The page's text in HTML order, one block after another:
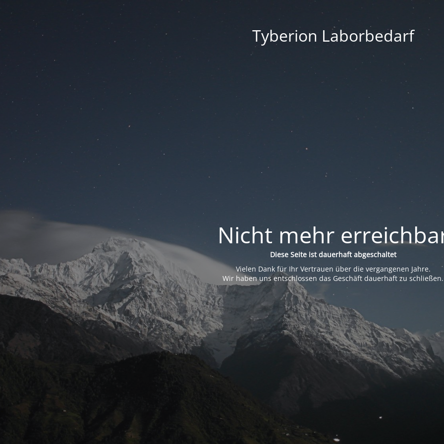
Tyberion Laborbedarf
Nicht mehr
Diese Seite ist dauerhaft abgeschaltet
Vielen Dank für Ihr Vertrauen über die vergangenen Jahre.
Wir haben uns entschlossen das Geschäft dauerhaft zu schließen.